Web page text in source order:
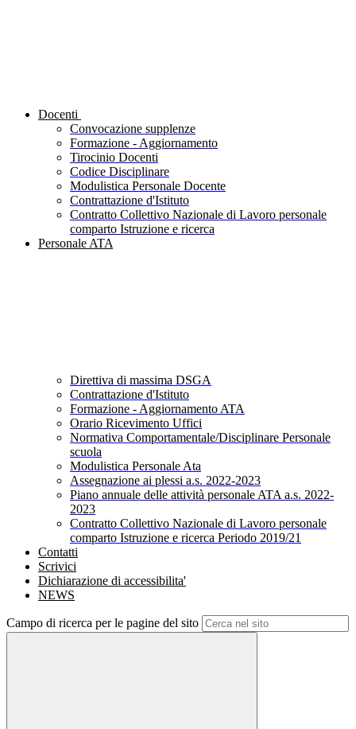
Docenti
Convocazione supplenze
Formazione - Aggiornamento
Tirocinio Docenti
Codice Disciplinare
Modulistica Personale Docente
Contrattazione d'Istituto
Contratto Collettivo Nazionale di Lavoro personale
comparto Istruzione e ricerca
Personale ATA
Direttiva di massima DSGA
Contrattazione d'Istituto
Formazione - Aggiornamento ATA
Orario Ricevimento Uffici
Normativa Comportamentale/Disciplinare Personale
scuola
Modulistica Personale Ata
Assegnazione ai plessi a.s. 2022-2023
Piano annuale delle attività personale ATA a.s. 2022-
2023
Contratto Collettivo Nazionale di Lavoro personale
comparto Istruzione e ricerca Periodo 2019/21
Contatti
Scrivici
Dichiarazione di accessibilita'
NEWS
Campo di ricerca per le pagine del sito